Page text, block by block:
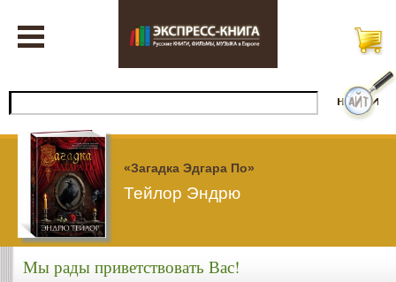
«Загадка Эдгара По»
Тейлор Эндрю
Мы рады приветствовать Вас!